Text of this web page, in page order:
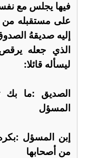
فيها يجلس مع
على مستقبله
إليه صديقهُ
الذي جعله
ليسأله قائلا:
الصديق :ما بك
المسؤل
إبن المسؤل
من أصحابها